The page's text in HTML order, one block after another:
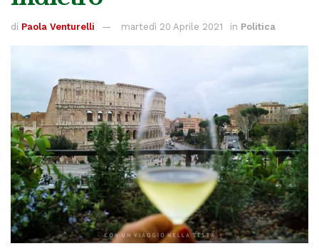
di Paola Venturelli martedì 20 Aprile 2021 in Politica